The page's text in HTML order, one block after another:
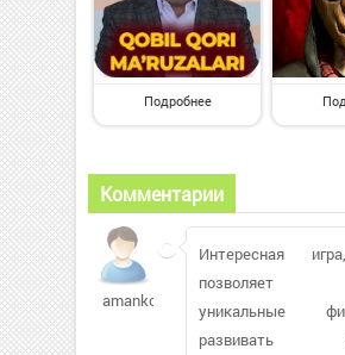
Подробнее
Комментарии
amanko65
Интересная
позволяет
уникальные
развивать